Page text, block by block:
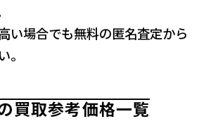
い場合でも無料の匿名査定から
。
取参考価格一覧